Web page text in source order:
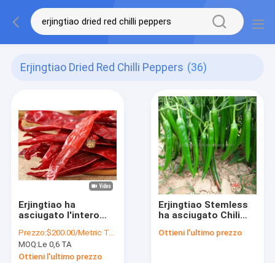
Erjingtiao Dried Red Chilli Peppers (36)
Erjingtiao ha
asciugato l'intero
disidratazione Rich
Vitamin dei
peperoncini rossi
Prezzo:$200.00/Metric Tons
MOQ:Le 0,6 TA
Ottieni l'ultimo prezzo
Erjingtiao Stemless
ha asciugato Chili
rosso /Sun ha
Ottieni l'ultimo prezzo